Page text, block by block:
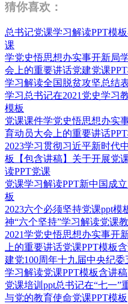
猜你喜欢：
总书记党课学习解读PPT模
课
学党史悟思想办实事开新局
会上的重要讲话党建党课
学习解读全国脱贫攻坚总结
学习总书记在2021党史学习
模板
党课课件学党史悟思想办实
育动员大会上的重要讲话
2023学习贯彻习近平新时代
板【包含讲稿】关于开展党
读PPT党课
党课学习解读PPT新中国成
板
2023六个必须坚持党课ppt
神“六个坚持”学习解读党课
2021学党史悟思想办实事开
上的重要讲话党课PPT模板
建党100周年十九届中央纪
学习解读党课PPT模板含讲稿
党课培训ppt总书记在“七一”
与党的教育使命党课PPT模板